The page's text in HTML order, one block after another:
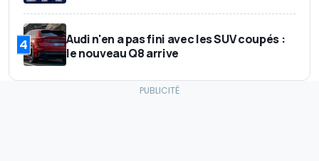
4
Audi n'en a pas fini avec les SUV coupés :
le nouveau Q8 arrive